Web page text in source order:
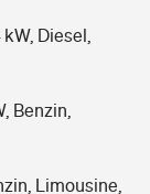
Diesel,
Benzin,
Limousine,